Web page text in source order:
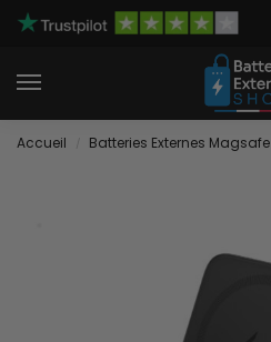
Accueil Batteries Externes Magsafe